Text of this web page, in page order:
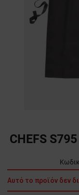
CHEFS
Αυτό το προϊόν δεν